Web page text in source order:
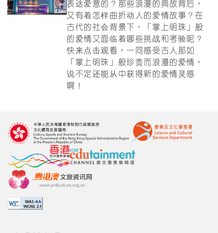
表达爱意的？那些浪漫的典故背后，
又有着怎样曲折动人的爱情故事？在
古代的社会背景下，「掌上明珠」般
的爱情又面临着哪些挑战和考验呢？
快来点击观看，一同感受古人那如
「掌上明珠」般珍贵而浪漫的爱情，
说不定还能从中获得新的爱情灵感
啊！